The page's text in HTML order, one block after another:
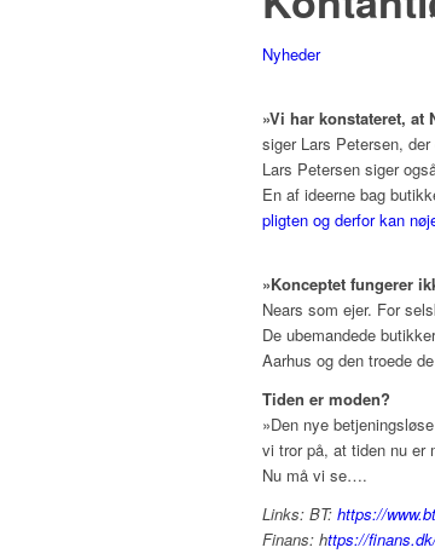
Nyheder
»Vi har konstateret, at
siger Lars Petersen,
Lars Petersen siger
En af ideerne bag
pligten og derfor kan
»Konceptet fungerer
Nears som ejer. For
De ubemandede
Aarhus og den troede
Tiden er moden?
»Den nye
vi tror på, at tiden nu er
Nu må vi se….
Links: BT: https://
Finans: https://